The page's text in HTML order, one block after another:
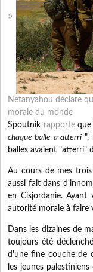
Netanyahou déclare
morale du monde
Spoutnik rapporteque
chaque balle a atterri ",
balles avaient "atterri"
Au cours de mes
aussi fait dans
en Cisjordanie. Ayant
autorité morale à faire
Dans les dizaines de
toujours été
d'une fine couche de
les jeunes